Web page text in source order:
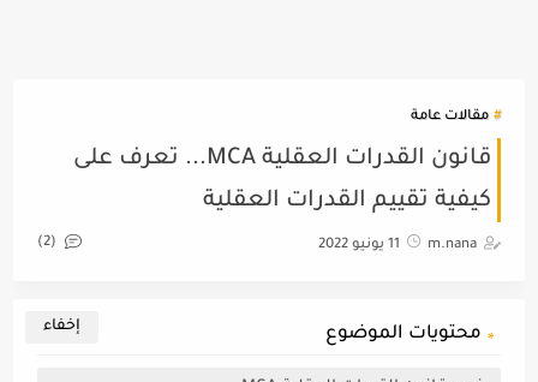
مقالات عامة
قانون القدرات العقلية MCA... تعرف على
كيفية تقييم القدرات العقلية
m.nana 11 يونيو 2022 (2)
محتويات الموضوع